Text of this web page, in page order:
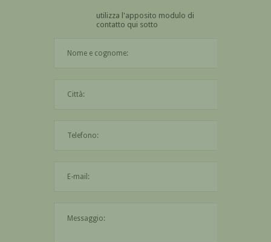
utilizza l'apposito modulo di
contatto qui sotto